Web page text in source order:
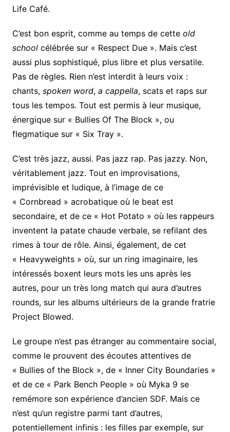
Life Café.
C’est bon esprit, comme au temps de cette old
schoolcélébrée sur « Respect Due ». Mais c’est
aussi plus sophistiqué, plus libre et plus versatile.
Pas de règles. Rien n’est interdit à leurs voix :
chants, spoken word, a cappella, scats et raps sur
tous les tempos. Tout est permis à leur musique,
énergique sur « Bullies Of The Block », ou
flegmatique sur « Six Tray ».
C’est très jazz, aussi. Pas jazz rap. Pas jazzy. Non,
véritablement jazz. Tout en improvisations,
imprévisible et ludique, à l’image de ce
« Cornbread » acrobatique où le beat est
secondaire, et de ce « Hot Potato » où les rappeurs
inventent la patate chaude verbale, se refilant des
rimes à tour de rôle. Ainsi, également, de cet
« Heavyweights » où, sur un ring imaginaire, les
intéressés boxent leurs mots les uns après les
autres, pour un très long match qui aura d’autres
rounds, sur les albums ultérieurs de la grande fratrie
Project Blowed.
Le groupe n’est pas étranger au commentaire social,
comme le prouvent des écoutes attentives de
« Bullies of the Block », de « Inner City Boundaries »
et de ce « Park Bench People » où Myka 9 se
remémore son expérience d’ancien SDF. Mais ce
n’est qu’un registre parmi tant d’autres,
potentiellement infinis : les filles par exemple, sur